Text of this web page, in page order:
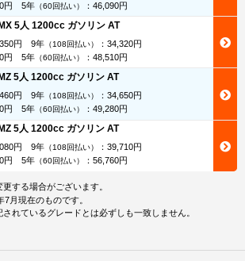
円 5年（60回払い） ： 46,090円
5人 1200cc ガソリン AT
円 9年（108回払い） ： 34,320円
円 5年（60回払い） ： 48,510円
5人 1200cc ガソリン AT
円 9年（108回払い） ： 34,650円
円 5年（60回払い） ： 49,280円
5人 1200cc ガソリン AT
円 9年（108回払い） ： 39,710円
円 5年（60回払い） ： 56,760円
する場合がございます。
月現在のものです。
れているグレードとは必ずしも一致しません。